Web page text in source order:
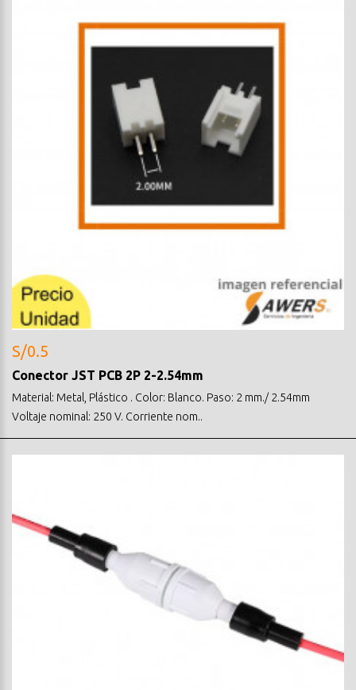
S/0.5
Conector JST PCB 2P 2-2.54mm
Material: Metal, Plástico . Color: Blanco. Paso: 2 mm./ 2.54mm
Voltaje nominal: 250 V. Corriente nom..